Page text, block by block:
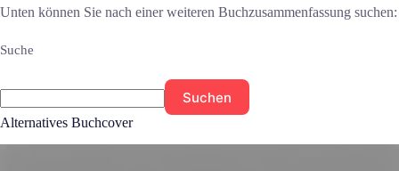
Unten können Sie nach einer weiteren Buchzusammenfassung suchen:
Suche
Suchen
Alternatives Buchcover